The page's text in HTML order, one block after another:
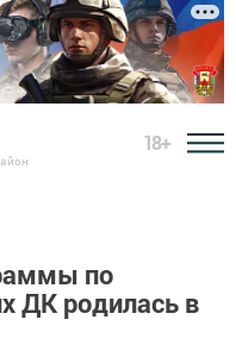
18+
по
ДК родилась в